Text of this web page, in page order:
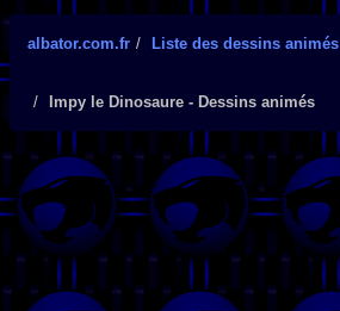
albator.com.fr Liste des dessins animés
Impy le Dinosaure - Dessins animés